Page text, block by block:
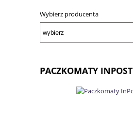
Wybierz producenta
PACZKOMATY INPOST